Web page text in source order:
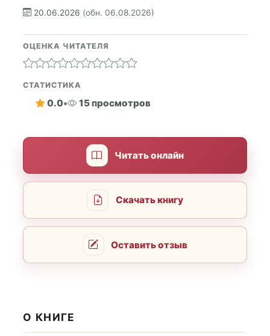
20.06.2026 (обн. 06.08.2026)
ОЦЕНКА ЧИТАТЕЛЯ
СТАТИСТИКА
0.0• 15 просмотров
Читать онлайн
Скачать книгу
Оставить отзыв
О КНИГЕ